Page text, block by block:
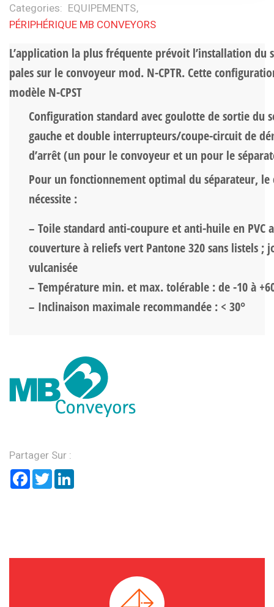
Categories: EQUIPEMENTS
PÉRIPHÉRIQUE MB CONVEYORS
L’application la plus fréquente prévoit l’installation du
pales sur le convoyeur mod. N-CPTR. Cette
modèle N-CPST
Configuration standard avec goulotte de sortie du
gauche et double interrupteurs/coupe-circuit de
d’arrêt (un pour le convoyeur et un pour le
Pour un fonctionnement optimal du séparateur, le
nécessite :
– Toile standard anti-coupure et anti-huile en PVC
couverture à reliefs vert Pantone 320 sans listels ;
vulcanisée
– Température min. et max. tolérable : de -10 à
– Inclinaison maximale recommandée : < 30°
Partager Sur :
Facebook
Twitter